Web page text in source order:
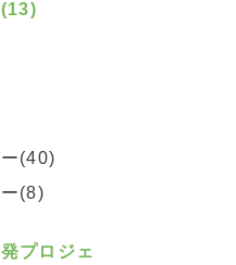
(40)
(8)
プロジェ